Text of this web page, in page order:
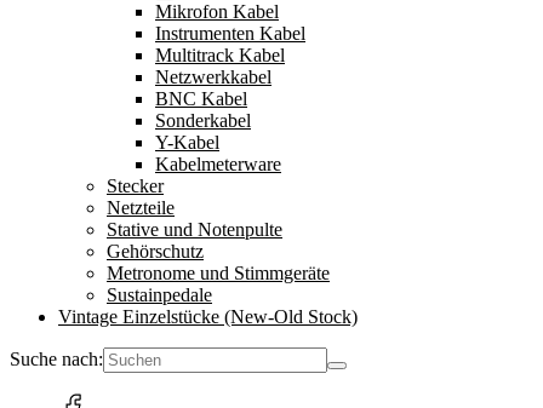
Mikrofon Kabel
Instrumenten Kabel
Multitrack Kabel
Netzwerkkabel
BNC Kabel
Sonderkabel
Y-Kabel
Kabelmeterware
Stecker
Netzteile
Stative und Notenpulte
Gehörschutz
Metronome und Stimmgeräte
Sustainpedale
Vintage Einzelstücke (New-Old Stock)
Suche nach: